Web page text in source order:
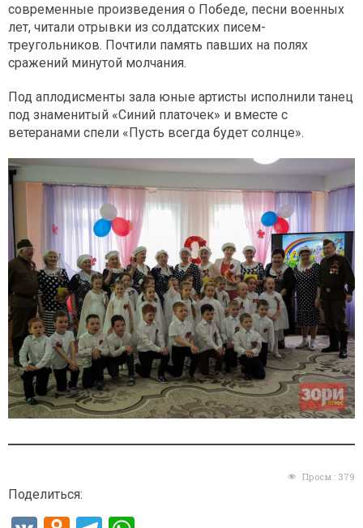
современные произведения о Победе, песни военных
лет, читали отрывки из солдатских писем-
треугольников. Почтили память павших на полях
сражений минутой молчания.
Под аплодисменты зала юные артисты исполнили танец
под знаменитый «Синий платочек» и вместе с
ветеранами спели «Пусть всегда будет солнце».
Просм.: 379
Поделиться: